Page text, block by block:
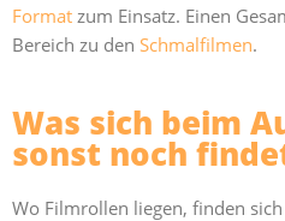
Format zum Einsatz. Einen
Bereich zu den Schmalfilmen.
Was sich beim
sonst noch
Wo Filmrollen liegen, finden